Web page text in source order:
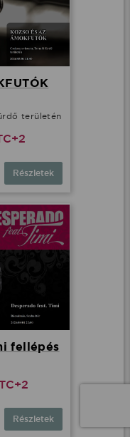
területén
Részletek
fellépés
Részletek